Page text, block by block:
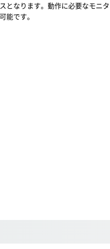
となります。動作に必要なモニ
能です。